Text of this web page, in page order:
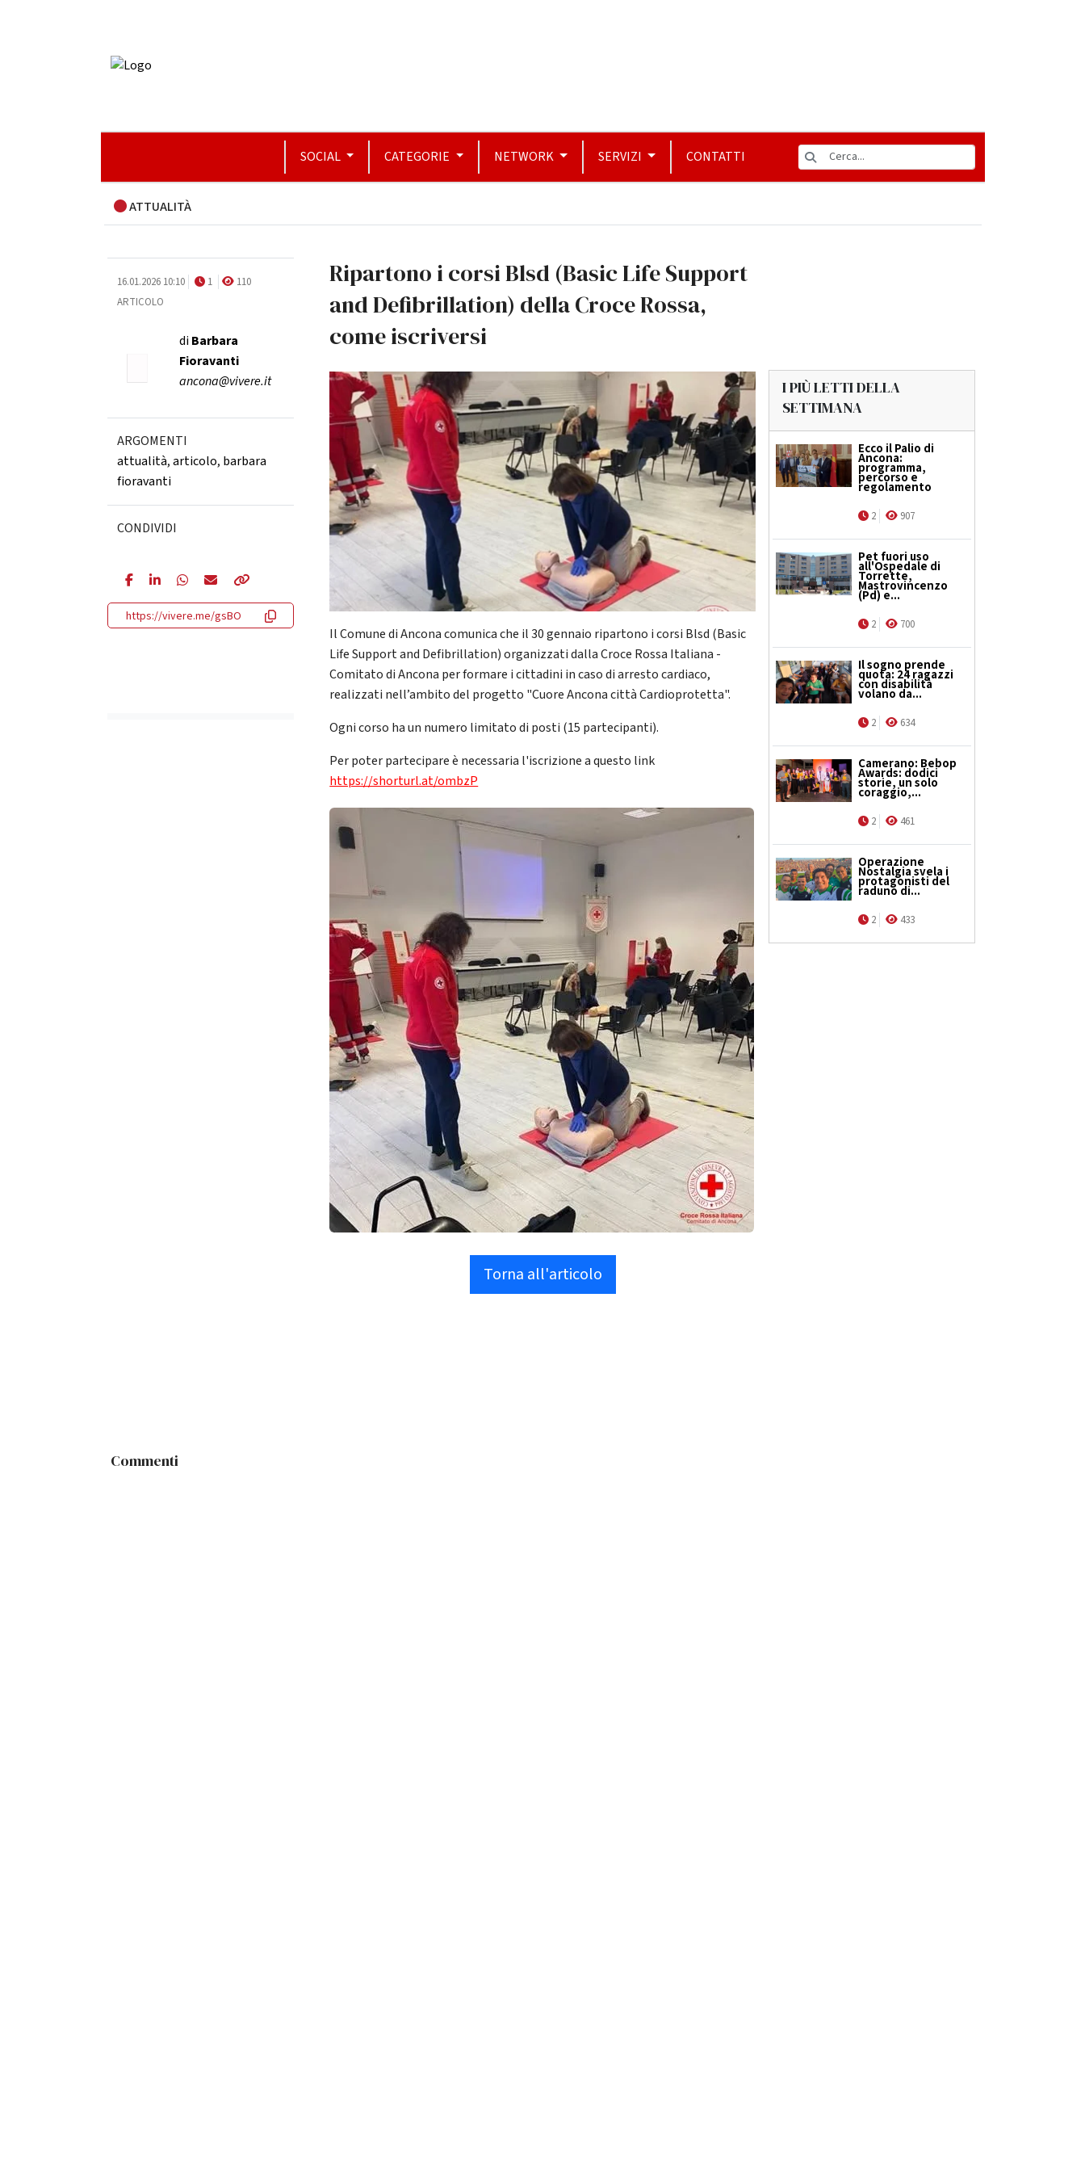
SOCIAL CATEGORIE NETWORK SERVIZI CONTATTI
ATTUALITÀ
16.01.2026 10:10 1
110
ARTICOLO
diBarbara
Fioravanti
ancona@vivere.it
ARGOMENTI
attualità,articolo, barbara
fioravanti
CONDIVIDI
https://vivere.me/gsBO
Ripartono i corsi Blsd (Basic Life Support
and Defibrillation) della Croce Rossa,
come iscriversi
Il Comune di Ancona comunica che il 30 gennaio ripartono i corsi Blsd (Basic
Life Support and Defibrillation) organizzati dalla Croce Rossa Italiana -
Comitato di Ancona per formare i cittadini in caso di arresto cardiaco,
realizzati nell’ambito del progetto "Cuore Ancona città Cardioprotetta".
Ogni corso ha un numero limitato di posti (15 partecipanti).
Per poter partecipare è necessaria l'iscrizione a questo link
https://shorturl.at/ombzP
Torna all'articolo
I PIÙ LETTI DELLA
SETTIMANA
Ecco il Palio di
Ancona:
programma,
percorso e
regolamento
2 907
Pet fuori uso
all'Ospedale di
Torrette,
Mastrovincenzo
(Pd) e...
2 700
Il sogno prende
quota: 24 ragazzi
con disabilità
volano da...
2 634
Camerano: Bebop
Awards: dodici
storie, un solo
coraggio,...
2 461
Operazione
Nostalgia svela i
protagonisti del
raduno di...
2 433
Commenti